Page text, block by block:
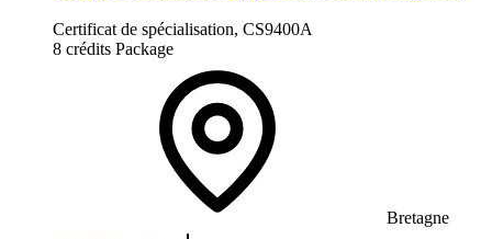
Certificat de spécialisation, CS9400A
8 crédits Package
Bretagne